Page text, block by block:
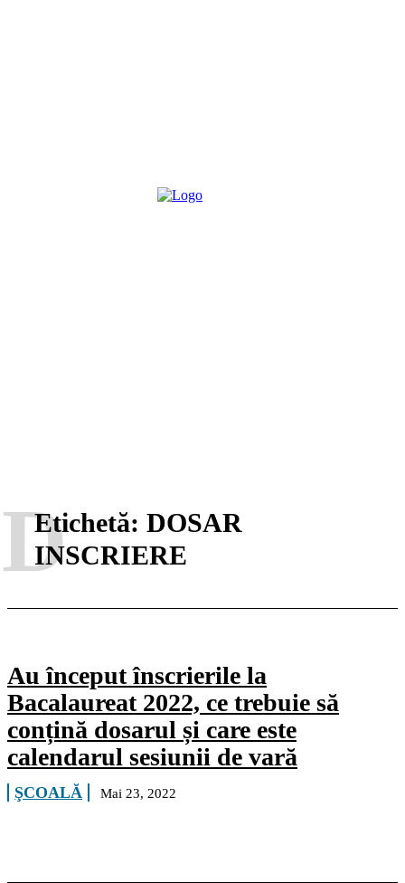
Etichetă: DOSAR
INSCRIERE
D
Au început înscrierile la
Bacalaureat 2022, ce trebuie să
conțină dosarul și care este
calendarul sesiunii de vară
ŞCOALĂ Mai 23, 2022